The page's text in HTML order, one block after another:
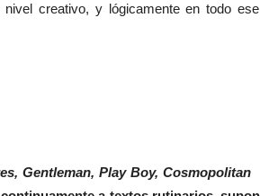
creativo, y lógicamente en todo
Gentleman, Play Boy, Cosmopolitan